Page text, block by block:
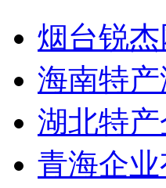
烟台锐
海南特
湖北特产
青海企业